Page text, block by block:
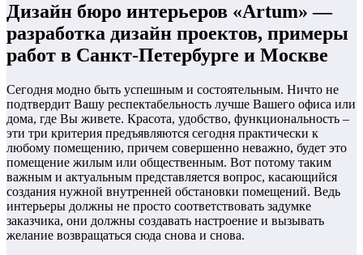
Дизайн бюро интерьеров «Artum» —
разработка дизайн проектов, примеры
работ в Санкт-Петербурге и Москве
Сегодня модно быть успешным и состоятельным. Ничто не
подтвердит Вашу респектабельность лучше Вашего офиса или
дома, где Вы живете. Красота, удобство, функциональность –
эти три критерия предъявляются сегодня практически к
любому помещению, причем совершенно неважно, будет это
помещение жилым или общественным. Вот потому таким
важным и актуальным представляется вопрос, касающийся
создания нужной внутренней обстановки помещений. Ведь
интерьеры должны не просто соответствовать задумке
заказчика, они должны создавать настроение и вызывать
желание возвращаться сюда снова и снова.